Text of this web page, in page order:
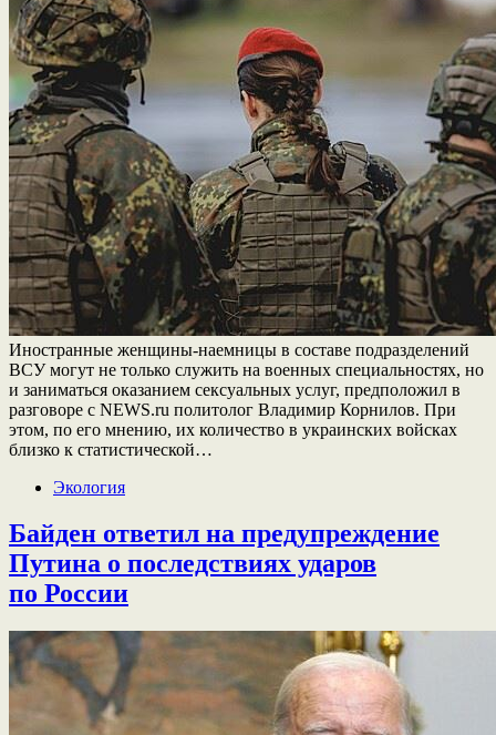
Иностранные женщины-наемницы в составе подразделений
ВСУ могут не только служить на военных специальностях, но
и заниматься оказанием сексуальных услуг, предположил в
разговоре с NEWS.ru политолог Владимир Корнилов. При
этом, по его мнению, их количество в украинских войсках
близко к статистической…
Экология
Байден ответил на предупреждение
Путина о последствиях ударов
по России